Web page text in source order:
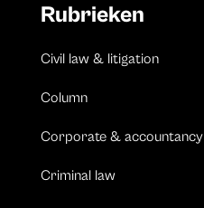
Rubrieken
Civil law & litigation
Column
Corporate & accountancy
Criminal law